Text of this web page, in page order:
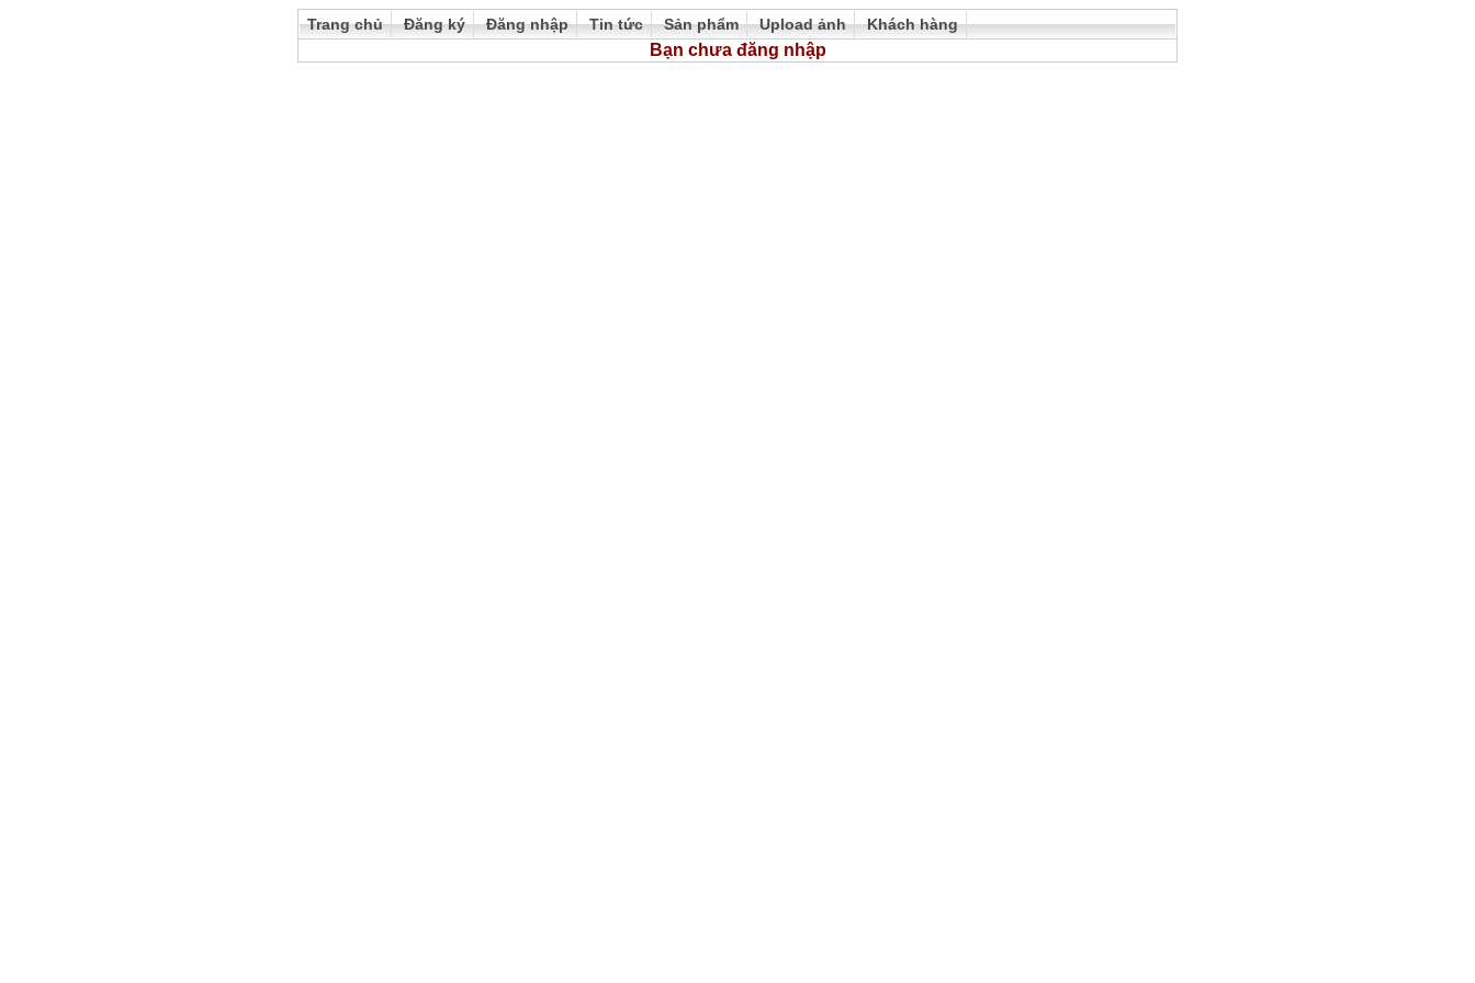
Trang chủ Đăng ký Đăng nhập Tin tức Sản phẩm Upload ảnh Khách hàng
Bạn chưa đăng nhập